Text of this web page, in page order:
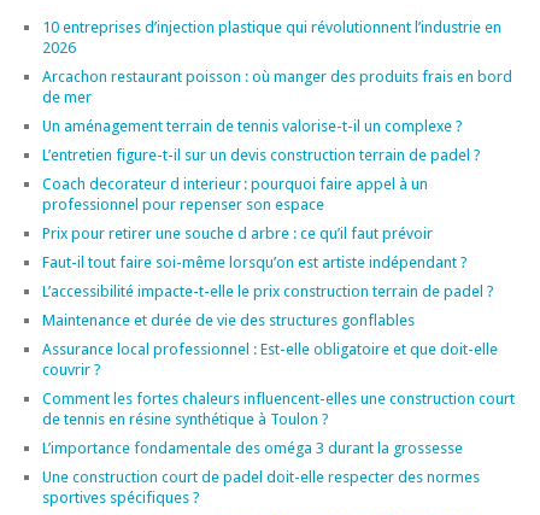
10 entreprises d’injection plastique qui révolutionnent l’industrie en
2026
Arcachon restaurant poisson : où manger des produits frais en bord
de mer
Un aménagement terrain de tennis valorise-t-il un complexe ?
L’entretien figure-t-il sur un devis construction terrain de padel ?
Coach decorateur d interieur : pourquoi faire appel à un
professionnel pour repenser son espace
Prix pour retirer une souche d arbre : ce qu’il faut prévoir
Faut-il tout faire soi-même lorsqu’on est artiste indépendant ?
L’accessibilité impacte-t-elle le prix construction terrain de padel ?
Maintenance et durée de vie des structures gonflables
Assurance local professionnel : Est-elle obligatoire et que doit-elle
couvrir ?
Comment les fortes chaleurs influencent-elles une construction court
de tennis en résine synthétique à Toulon ?
L’importance fondamentale des oméga 3 durant la grossesse
Une construction court de padel doit-elle respecter des normes
sportives spécifiques ?